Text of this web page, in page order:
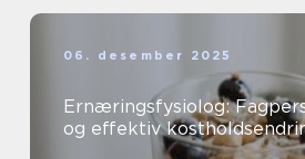
06. desember 2025
Ernæringsfysiolog:
og effektiv